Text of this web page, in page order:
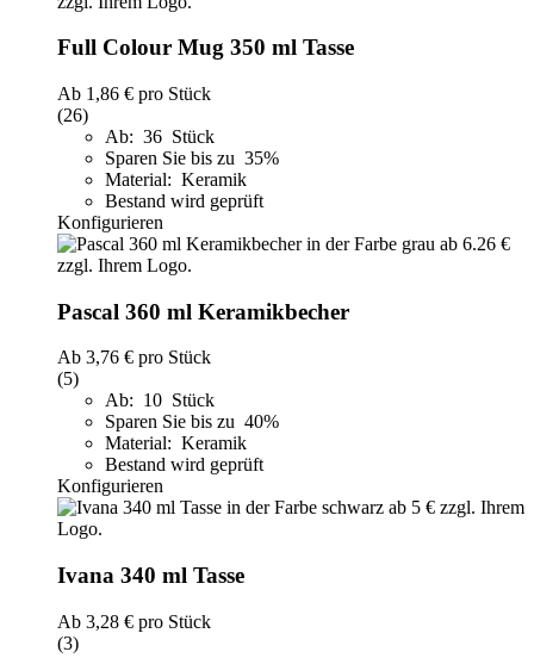
Full Colour Mug 350 ml Tasse
Ab 1,86 € pro Stück
(26)
Ab: 36 Stück
Sparen Sie bis zu 35%
Material: Keramik
Bestand wird geprüft
Konfigurieren
Pascal 360 ml Keramikbecher
Ab 3,76 € pro Stück
(5)
Ab: 10 Stück
Sparen Sie bis zu 40%
Material: Keramik
Bestand wird geprüft
Konfigurieren
Ivana 340 ml Tasse
Ab 3,28 € pro Stück
(3)